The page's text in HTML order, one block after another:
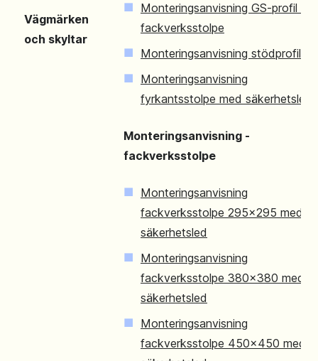
Vägmärken
och skyltar
Monteringsanvisning GS-profil på
fackverksstolpe
Monteringsanvisning stödprofil
Monteringsanvisning
fyrkantsstolpe med säkerhetsled
Monteringsanvisning -
fackverksstolpe
Monteringsanvisning
fackverksstolpe 295x295 med
säkerhetsled
Monteringsanvisning
fackverksstolpe 380x380 med
säkerhetsled
Monteringsanvisning
fackverksstolpe 450x450 med